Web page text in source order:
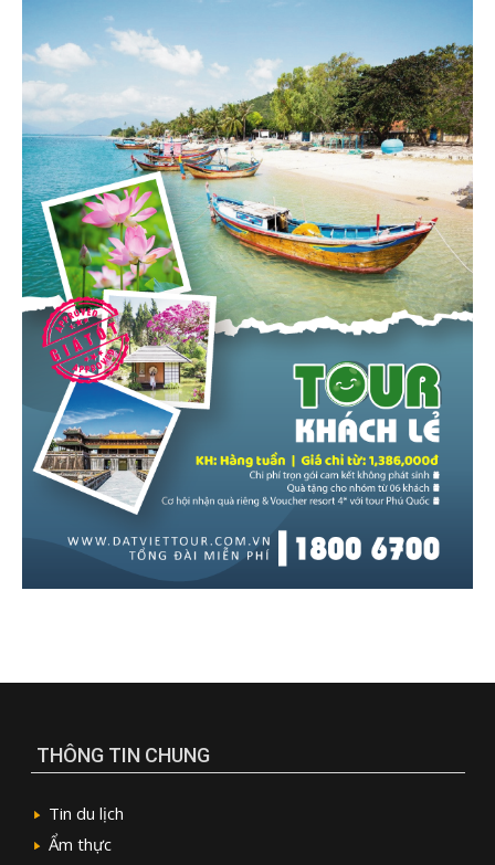
THÔNG TIN CHUNG
Tin du lịch
Ẩm thực